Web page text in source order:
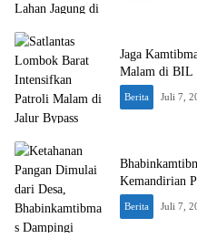
Jaga
Malam di BIL
Berita Juli 7,
Kemandirian
Berita Juli 7,